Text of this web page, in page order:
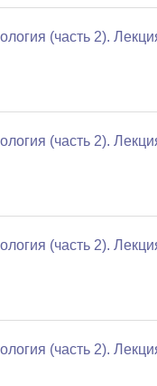
(часть 2).
(часть 2).
(часть 2).
(часть 2).